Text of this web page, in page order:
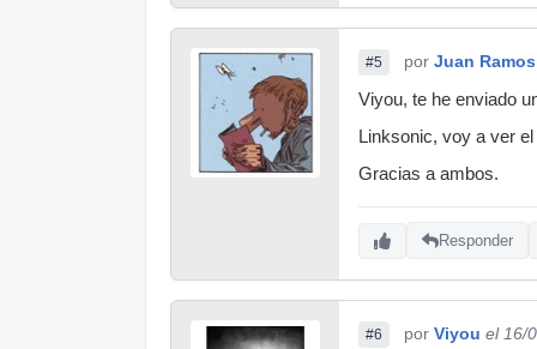
#5 por Juan Ramos
Viyou, te he enviado
Linksonic, voy a ver
Gracias a ambos.
Responder
#6 por Viyou el 16/